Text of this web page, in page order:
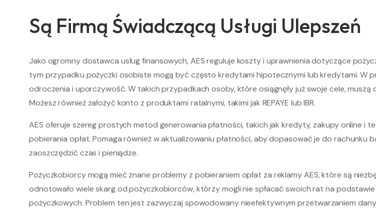
Są Firmą Świadczącą Usługi Ulepszeń
Jako ogromny dostawca usług finansowych, AES reguluje koszty i uprawnienia dotyczące
tym przypadku pożyczki osobiste mogą być często kredytami hipotecznymi lub kredytami. W
odroczenia i uporczywość. W takich przypadkach osoby, które osiągnęły już swoje cele,
Możesz również założyć konto z produktami ratalnymi, takimi jak REPAYE lub IBR.
AES oferuje szereg prostych metod generowania płatności, takich jak kredyty, zakupy online i
pobierania opłat. Pomaga również w aktualizowaniu płatności, aby dopasować je do
zaoszczędzić czas i pieniądze.
Pożyczkobiorcy mogą mieć znane problemy z pobieraniem opłat za reklamy AES, które są
​​odnotowało wiele skarg od pożyczkobiorców, którzy mogli nie spłacać swoich rat na
pożyczkowych. Problem ten jest zazwyczaj spowodowany nieefektywnym przetwarzaniem